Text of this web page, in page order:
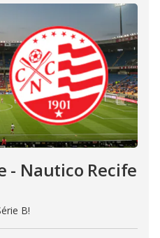
- Nautico Recife
B!